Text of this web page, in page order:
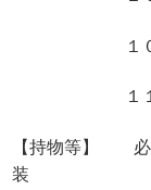
１０：
１１：
【持物等】 必
装